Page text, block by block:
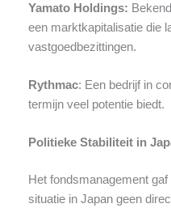
Yamato Holdings:
een marktkapitalisatie die
vastgoedbezittingen.
Rythmac: Een bedrijf in
termijn veel potentie biedt.
Politieke Stabiliteit in
Het fondsmanagement
situatie in Japan geen